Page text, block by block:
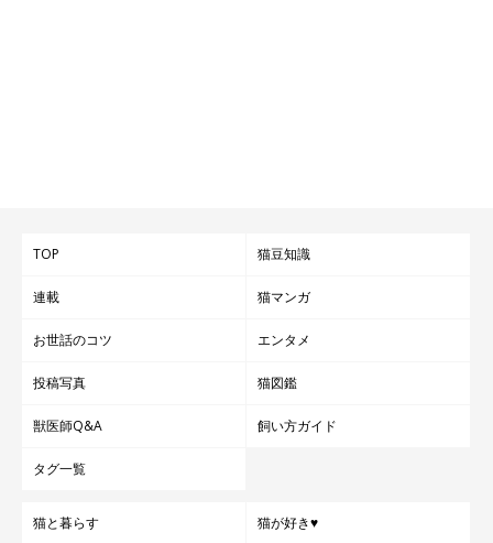
※この記事は投稿者さまにご了承をいただいたうえで制作してい
ます。
TOP 猫豆知識
連載 猫マンガ
お世話のコツ エンタメ
投稿写真 猫図鑑
獣医師Q&A 飼い方ガイド
タグ一覧
猫と暮らす 猫が好き♥